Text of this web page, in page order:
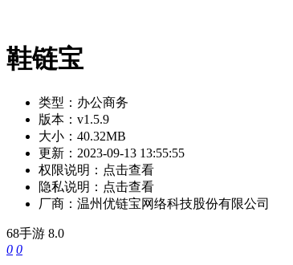
鞋链宝
类型： 办公商务
版本： v1.5.9
大小： 40.32MB
更新： 2023-09-13 13:55:55
权限说明： 点击查看
隐私说明： 点击查看
厂商： 温州优链宝网络科技股份有限公司
68手游 8.0
0 0